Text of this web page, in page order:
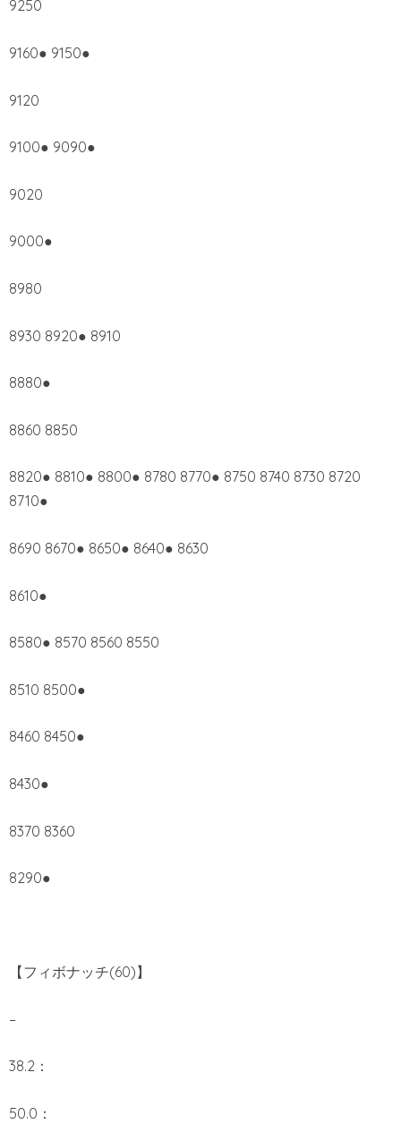
9250
9160● 9150●
9120
9100● 9090●
9020
9000●
8980
8930 8920● 8910
8880●
8860 8850
8820● 8810● 8800● 8780 8770● 8750 8740 8730 8720
8710●
8690 8670● 8650● 8640● 8630
8610●
8580● 8570 8560 8550
8510 8500●
8460 8450●
8430●
8370 8360
8290●
【フィボナッチ(60)】
–
38.2：
50.0：